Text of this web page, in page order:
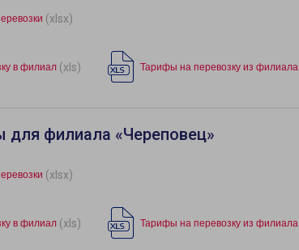
(xlsx)
в филиал (xls) Тарифы на перевозку из филиала
для филиала «Череповец»
(xlsx)
в филиал (xls) Тарифы на перевозку из филиала